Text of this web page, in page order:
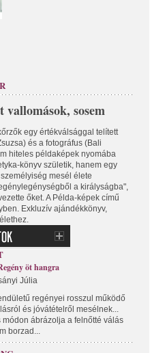
vallomások, sosem
egy értékválsággal telített
és a fotográfus (Bali
hiteles példaképek nyomába
könyv születik, hanem egy
mesél élete
a királyságba",
őket. A Példa-képek című
Exkluzív ajándékkönyv,
öt hangra
Júlia
regényei rosszul működő
és jóvátételről mesélnek...
módon ábrázolja a felnőtté válás
borzad...